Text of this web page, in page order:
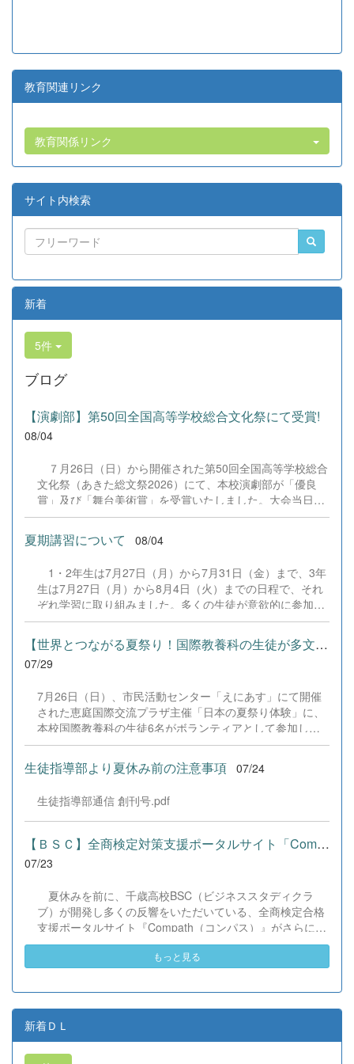
教育関連リンク
教育関係リンク
サイト内検索
新着
5件
ブログ
【演劇部】第50回全国高等学校総合文化祭にて受賞!
08/04
７月26日（日）から開催された第50回全国高等学校総合
文化祭（あきた総文祭2026）にて、本校演劇部が「優良
賞」及び「舞台美術賞」を受賞いたしました。大会当日
は、本校の部員たちもこれまで積み重ねてきた練習の成果
を存分に発揮し、堂々と舞台に立ちました。緊張感のある
全国の舞台において、一人一人が役割を果たし、心を込め
の全国大会出場にあたり、多大なるご支援・ご協力をいた
だきました企業の皆様、ならびに心温まるご寄付や温かい
ご声援を寄せてくださった地域の皆様方に、心より感謝申
し上げます。皆様からの温かいご支援が部員たちの大きな
励みとなり、全国の舞台で最高のパフォーマンスと演技を
届けることができました。今回の経験を糧に、さらに表現
力に磨きをかけ、今後も活動してまいります。引き続き、
本校演劇部への変わらぬご声援をよろしくお願いいたしま
す。 &nbsp;
夏期講習について 08/04
1・2年生は7月27日（月）から7月31日（金）まで、3年
生は7月27日（月）から8月4日（火）までの日程で、それ
ぞれ学習に取り組みました。多くの生徒が意欲的に参加
し、これまでの学習内容の復習や発展的な内容、受験に向
けた学習などに真剣に取り組む姿が見られました。夏期講
習で身に付けた学習習慣や知識を、今後の学校生活や学習
に生かし、一人一人がさらなる成長につなげてくれること
【世界とつながる夏祭り！国際教養科の生徒が多文化共生ボランテ...
07/29
7月26日（日）、市民活動センター「えにあす」にて開催
された恵庭国際交流プラザ主催「日本の夏祭り体験」に、
本校国際教養科の生徒6名がボランティアとして参加しま
した！ 会場にはウクライナ、ネパール、アフガニスタンな
ど多国籍な参加者が集まり、ヨーヨー釣りや綿あめ、盆踊
りなどを満喫。浴衣姿でイベントを彩った1年生や、経験
葉や国境を超えて笑顔で交流を深めました。 主催者の方か
らは、「国籍や年齢を問わず笑顔で寄り添い、自分で考え
て動く姿が素晴らしい。異文化理解のマインドが自然と身
についている」と、賞賛の声をいただきました！ 教室の中
だけでなく、地域や世界という広いフィールドで本領を発
姿に、誇らしさでいっぱいです。 教養科生、どんどん外へ
飛び出そう！ その温かい心と行動力を磨き、世界を笑顔に
する魅力的な人材へ成長していく皆さんを応援していま
す！
生徒指導部より夏休み前の注意事項 07/24
生徒指導部通信 創刊号.pdf
【ＢＳＣ】全商検定対策支援ポータルサイト「Compath（コンパス）...
07/23
夏休みを前に、千歳高校BSC（ビジネススタディクラ
ブ）が開発し多くの反響をいただいている、全商検定合格
支援ポータルサイト『Compath（コンパス）』がさらにバ
ージョンアップいたしました。 今回もユーザーの皆様か
らいただいたアンケートのご意見をもとに、BSC部員のプ
の実装までを行いました。今回のアップデートでは、ビジ
ネス計算・簿記・ビジネス文書・情報処理・商業経済・財
務分析・ビジネスコミュニケーションなど各ジャンルに及
具体的には、各検定問題数の大幅増加をはじめ、英語翻訳
もっと見る
新着ＤＬ